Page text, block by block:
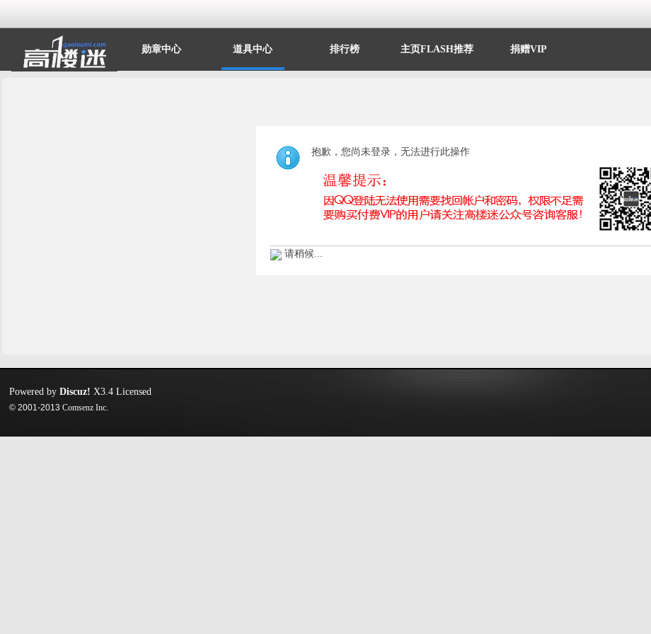
勋章中心 道具中心 排行榜 主页FLASH推荐 捐赠VIP
抱歉，您尚未登录，无法进行此操作
请稍候...
Powered byDiscuz! X3.4 Licensed
© 2001-2013Comsenz Inc.